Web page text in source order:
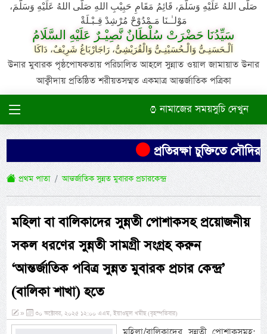
صَلَّى اللهُ عَلَيْهِ وَسَلَّمَ، قَائِمُ مَقَامِ حَبِيْبِ اللهِ صَلَّى اللهُ عَلَيْهِ وَسَلَّمَ،
مَوْلـٰـنَا مَـمْدُوْحْ مُرْشِدْ قِـبْـلَةْ
سَيِّدُنَا حَضْرَتْ سُلْطَانٌ نَّصِيْـرٌ عَلَيْهِ السَّلَامُ
اَلْـحَسَنِـىُّ وَالْـحُسَيْنِـىُّ وَالْقُرَيْشِىُّ، رَاجَارْبَاغُ شَرِيْفٌ، دَاكَا
উনার মুবারক পৃষ্ঠপোষকতায় পরিচালিত আহলে সুন্নাত ওয়াল জামায়াত উনার
আক্বীদায় প্রতিষ্ঠিত শরীয়তসম্মত একমাত্র আন্তর্জাতিক পত্রিকা
নামাজের সময়সুচি দেখুন
প্রতিরক্ষা চুক্তিতে সৌদির
প্রথম পাতা আন্তর্জাতিক সুন্নত মুবারক প্রচারকেন্দ্র
মহিলা বা বালিকাদের সুন্নতী পোশাকসহ প্রয়োজনীয়
সকল ধরণের সুন্নতী সামগ্রী সংগ্রহ করুন
‘আন্তর্জাতিক পবিত্র সুন্নত মুবারক প্রচার কেন্দ্র’
(বালিকা শাখা) হতে
» ৩০ অক্টোবর, ২০২৫ ১২:০০ এএম, ইয়াওমুল খমীছ (বৃহস্পতিবার)